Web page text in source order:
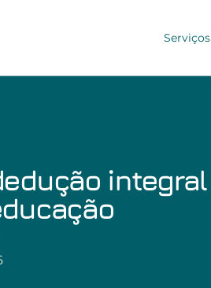
Serviços
integral